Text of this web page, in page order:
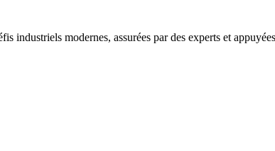
industriels modernes, assurées par des experts et